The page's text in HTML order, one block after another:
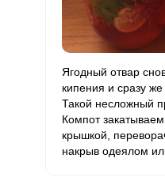
Ягодный отвар
кипения и сразу
Такой несложный
Компот
крышкой,
накрыв одеялом